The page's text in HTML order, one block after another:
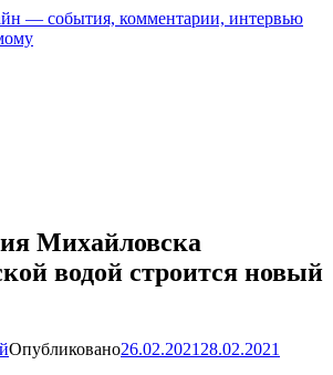
события, комментарии, интервью
Михайловска
водой строится новый
Опубликовано26.02.2021 28.02.2021